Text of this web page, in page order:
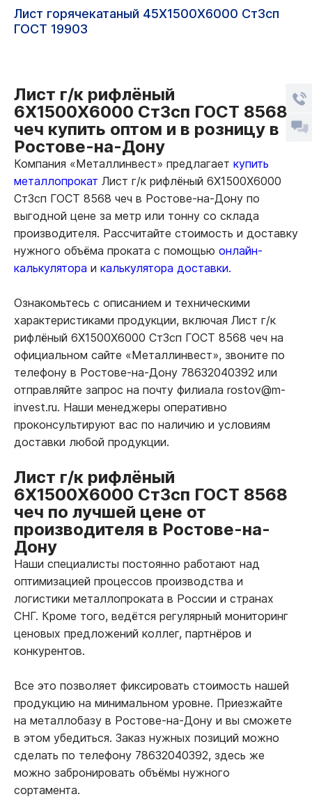
Лист горячекатаный 45Х1500Х6000 Ст3сп
ГОСТ 19903
Лист г/к рифлёный
6Х1500Х6000 Ст3сп ГОСТ 8568
чеч купить оптом и в розницу в
Ростове-на-Дону
Компания «Металлинвест» предлагает купить
металлопрокат Лист г/к рифлёный 6Х1500Х6000
Ст3сп ГОСТ 8568 чеч в Ростове-на-Дону по
выгодной цене за метр или тонну со склада
производителя. Рассчитайте стоимость и доставку
нужного объёма проката с помощью онлайн-
калькулятора и калькулятора доставки.
Ознакомьтесь с описанием и техническими
характеристиками продукции, включая Лист г/к
рифлёный 6Х1500Х6000 Ст3сп ГОСТ 8568 чеч на
официальном сайте «Металлинвест», звоните по
телефону в Ростове-на-Дону 78632040392 или
отправляйте запрос на почту филиала rostov@m-
invest.ru. Наши менеджеры оперативно
проконсультируют вас по наличию и условиям
доставки любой продукции.
Лист г/к рифлёный
6Х1500Х6000 Ст3сп ГОСТ 8568
чеч по лучшей цене от
производителя в Ростове-на-
Дону
Наши специалисты постоянно работают над
оптимизацией процессов производства и
логистики металлопроката в России и странах
СНГ. Кроме того, ведётся регулярный мониторинг
ценовых предложений коллег, партнёров и
конкурентов.
Все это позволяет фиксировать стоимость нашей
продукцию на минимальном уровне. Приезжайте
на металлобазу в Ростове-на-Дону и вы сможете
в этом убедиться. Заказ нужных позиций можно
сделать по телефону 78632040392, здесь же
можно забронировать объёмы нужного
сортамента.